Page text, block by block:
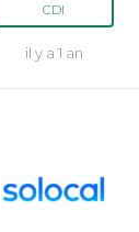
CDI
il y a 1 an